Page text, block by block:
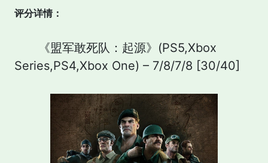
评分详情：
《盟军敢死队：起源》(PS5,Xbox
Series,PS4,Xbox One) – 7/8/7/8 [30/40]